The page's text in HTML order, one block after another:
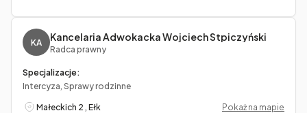
KA Kancelaria Adwokacka Wojciech Stpiczyński
Radca prawny
Specjalizacje:
Intercyza, Sprawy rodzinne
Małeckich 2 , Ełk
Pokaż na mapie